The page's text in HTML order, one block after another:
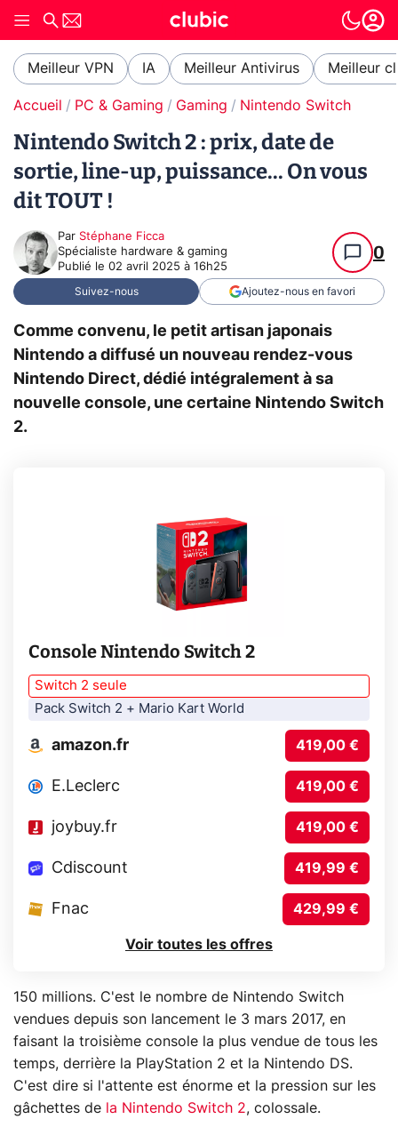
Meilleur VPN IA Meilleur Antivirus Meilleur
Accueil PC & Gaming Gaming Nintendo Switch
Nintendo Switch 2 : prix, date de
sortie, line-up, puissance... On vous
dit TOUT !
Par Stéphane Ficca
Spécialiste hardware & gaming
Publié le 02 avril 2025 à 16h25
0
Suivez-nous Ajoutez-nous en favori
Comme convenu, le petit artisan japonais
Nintendo a diffusé un nouveau rendez-vous
Nintendo Direct, dédié intégralement à sa
nouvelle console, une certaine Nintendo Switch
2.
Console Nintendo Switch 2
Switch 2 seule
Pack Switch 2 + Mario Kart World
amazon.fr 419,00 €
E.Leclerc 419,00 €
joybuy.fr 419,00 €
Cdiscount 419,99 €
Fnac 429,99 €
Voir toutes les offres
150 millions. C'est le nombre de Nintendo Switch
vendues depuis son lancement le 3 mars 2017, en
faisant la troisième console la plus vendue de tous les
temps, derrière la PlayStation 2 et la Nintendo DS.
C'est dire si l'attente est énorme et la pression sur les
gâchettes de la Nintendo Switch 2, colossale.